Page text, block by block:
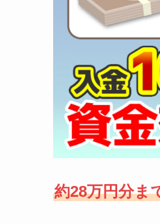
約28万円分ま